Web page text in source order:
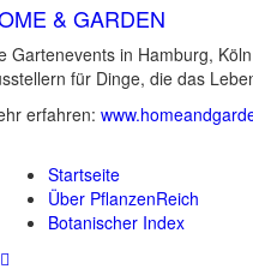
& GARDEN
Gartenevents in Hamburg,
für Dinge, die das
erfahren:
Startseite
Über PflanzenReich
Botanischer Index